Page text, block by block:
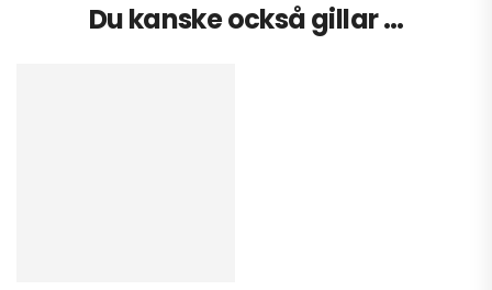
Du kanske också gillar …